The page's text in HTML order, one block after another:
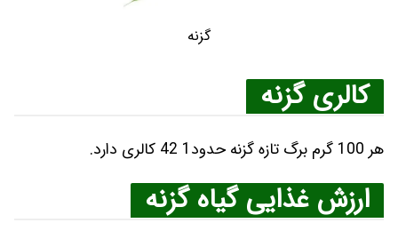
گزنه
کالری گزنه
هر 100 گرم برگ تازه گزنه حدود1 42 کالری دارد.
ارزش غذایی گیاه گزنه